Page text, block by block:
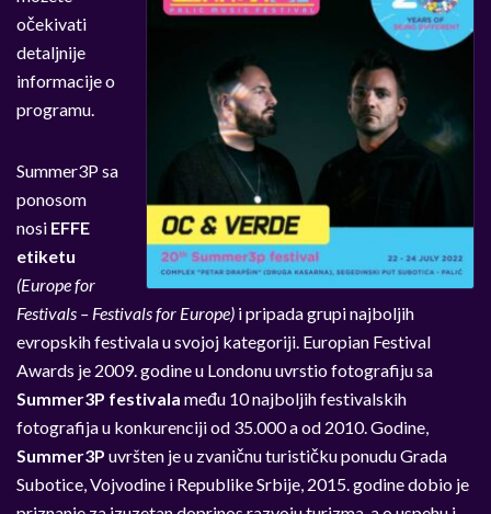
očekivati
detaljnije
informacije o
programu.
Summer3P sa
ponosom
nosi EFFE
etiketu
(Europe for
Festivals – Festivals for Europe) i pripada grupi najboljih
evropskih festivala u svojoj kategoriji. Europian Festival
Awards je 2009. godine u Londonu uvrstio fotografiju sa
Summer3P festivala među 10 najboljih festivalskih
fotografija u konkurenciji od 35.000 a od 2010. Godine,
Summer3P uvršten je u zvaničnu turističku ponudu Grada
Subotice, Vojvodine i Republike Srbije, 2015. godine dobio je